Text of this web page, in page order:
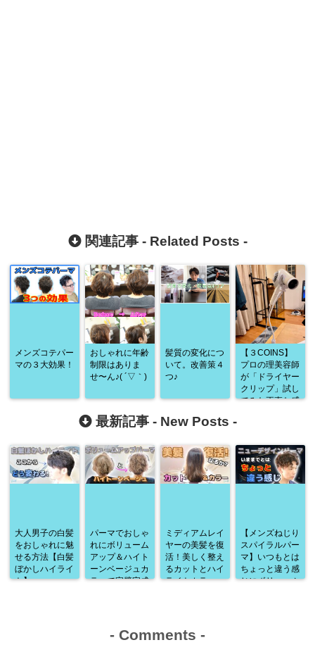
関連記事 - Related Posts -
メンズコテパー
マの３大効果！
おしゃれに年齢
制限はありま
せ〜ん♪( ´▽｀)
髪質の変化につ
いて。改善策４
つ♪
【３COINS】
プロの理美容師
が「ドライヤー
クリップ」試し
てみた正直な感
最新記事 - New Posts -
大人男子の白髪
をおしゃれに魅
せる方法【白髪
ぼかしハイライ
ト】
パーマでおしゃ
れにボリューム
アップ＆ハイト
ーンベージュカ
ラーで完璧完成
ミディアムレイ
ヤーの美髪を復
活！美しく整え
るカットとハイ
ライトカラー
【メンズねじり
スパイラルパー
マ】いつもとは
ちょっと違う感
じにボリューム
- Comments -